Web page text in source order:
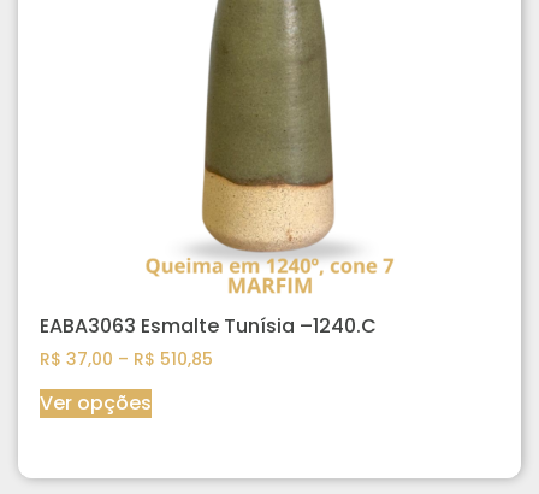
EABA3063 Esmalte Tunísia –1240.C
R$ 37,00 – R$ 510,85
Ver opções